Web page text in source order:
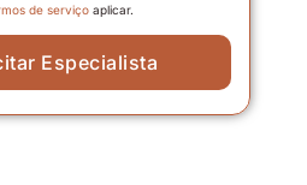
de serviço aplicar.
Especialista